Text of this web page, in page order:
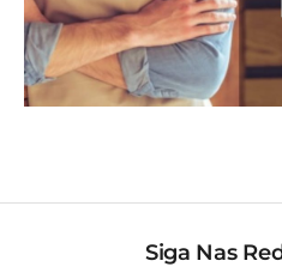
Siga Nas